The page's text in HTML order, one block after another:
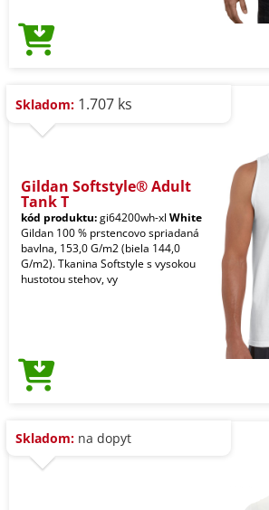
Skladom: 1.707 ks
Gildan Softstyle® Adult
Tank T
kód produktu:gi64200wh-xl White
Gildan 100 % prstencovo spriadaná
bavlna, 153,0 G/m2 (biela 144,0
G/m2). Tkanina Softstyle s vysokou
hustotou stehov, vy
Skladom: na dopyt